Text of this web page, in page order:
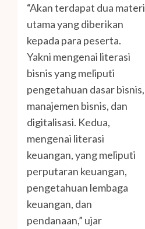
“Akan terdapat dua materi
utama yang diberikan
kepada para peserta.
Yakni mengenai literasi
bisnis yang meliputi
pengetahuan dasar bisnis,
manajemen bisnis, dan
digitalisasi. Kedua,
mengenai literasi
keuangan, yang meliputi
perputaran keuangan,
pengetahuan lembaga
keuangan, dan
pendanaan,” ujar